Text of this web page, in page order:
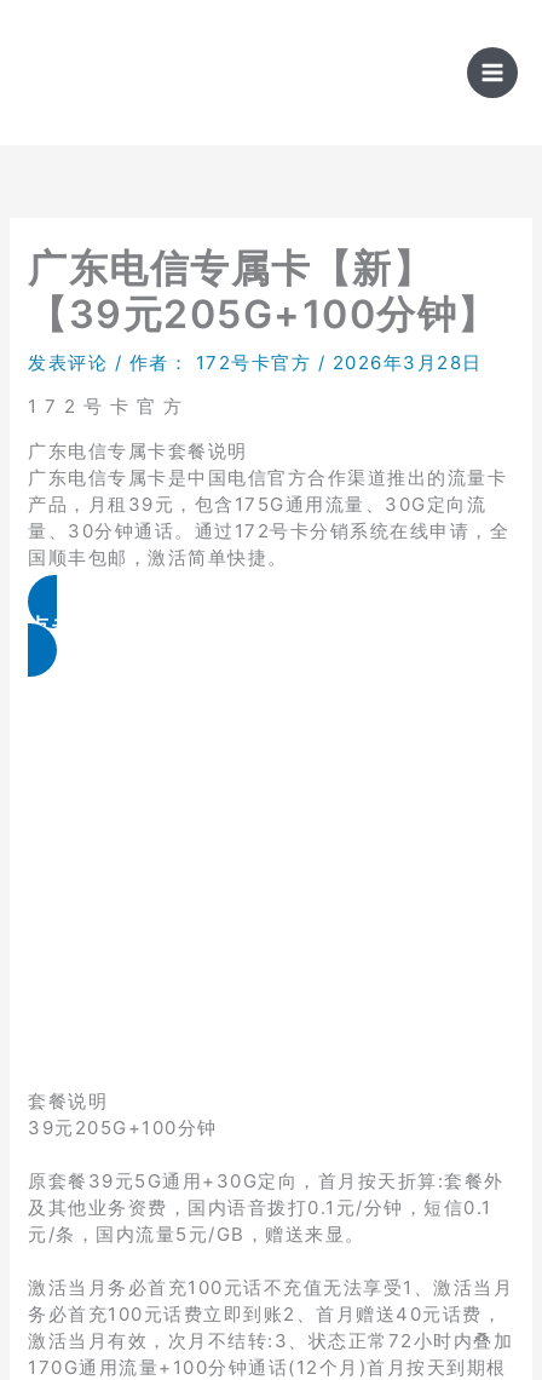
广东电信专属卡【新】
【39元205G+100分钟】
发表评论 / 作者： 172号卡官方 / 2026年3月28日
1 7 2 号 卡 官 方
广东电信专属卡套餐说明
广东电信专属卡是中国电信官方合作渠道推出的流量卡
产品，月租39元，包含175G通用流量、30G定向流
量、30分钟通话。通过172号卡分销系统在线申请，全
国顺丰包邮，激活简单快捷。
点击免费领取
套餐说明
39元205G+100分钟
原套餐39元5G通用+30G定向，首月按天折算:套餐外
及其他业务资费，国内语音拨打0.1元/分钟，短信0.1
元/条，国内流量5元/GB，赠送来显。
激活当月务必首充100元话不充值无法享受1、激活当月
务必首充100元话费立即到账2、首月赠送40元话费，
激活当月有效，次月不结转:3、状态正常72小时内叠加
170G通用流量+100分钟通话(12个月)首月按天到期根